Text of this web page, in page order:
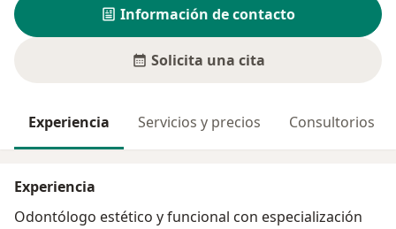
Información de contacto
Solicita una cita
Experiencia Servicios y precios Consultorios
Experiencia
Odontólogo estético y funcional con especialización